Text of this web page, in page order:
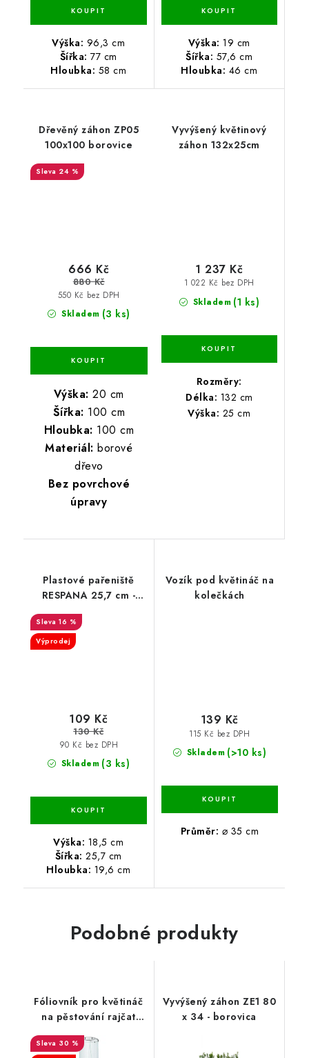
Výška: 96,3 cm
Šířka: 77 cm
Hloubka: 58 cm
Výška: 19 cm
Šířka: 57,6 cm
Hloubka: 46 cm
Dřevěný záhon ZP05
100x100 borovice
24 %
Skladem (3 ks)
550 Kč bez DPH
666 Kč
880 Kč
Výška: 20 cm
Šířka: 100 cm
Hloubka: 100 cm
Materiál: borové
dřevo
Bez povrchové
úpravy
Vyvýšený květinový
záhon 132x25cm
Skladem (1 ks)
1 022 Kč bez DPH
1 237 Kč
Rozměry:
Délka: 132 cm
Výška: 25 cm
Plastové pařeniště
RESPANA 25,7 cm -
16 %
Výprodej
Skladem (3 ks)
90 Kč bez DPH
109 Kč
130 Kč
Výška: 18,5 cm
Šířka: 25,7 cm
Hloubka: 19,6 cm
Vozík pod květináč na
kolečkách
Skladem (>10 ks)
115 Kč bez DPH
139 Kč
Průměr: ⌀ 35 cm
Podobné produkty
Fóliovník pro květináč
na pěstování rajčat
30 %
Vyvýšený záhon ZE1 80
x 34 - borovica